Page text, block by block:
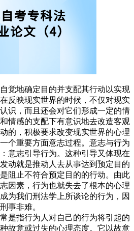
觉地确定目的并支配其行动以实现
反映现实世界的时候，不仅对现实
识，而且还会对它们形成一定的情
情感的支配下有意识地去改造客观
的，积极要求改变现实世界的心理
个重要方面意志过程。意志与行为
意志引导行为。这种引导又体现在
动就是推动人去从事达到预定目的
阻止不符合预定目的的行动。由此
因素，行为也就失去了根本的心理
为我们刑法学上所谈论的行为，因
事非难。
是指行为人对自己的行为将引起的
故意或过失的心理态度。它以故意